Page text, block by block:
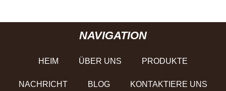
NAVIGATION
HEIM ÜBER UNS PRODUKTE
NACHRICHT BLOG KONTAKTIERE UNS